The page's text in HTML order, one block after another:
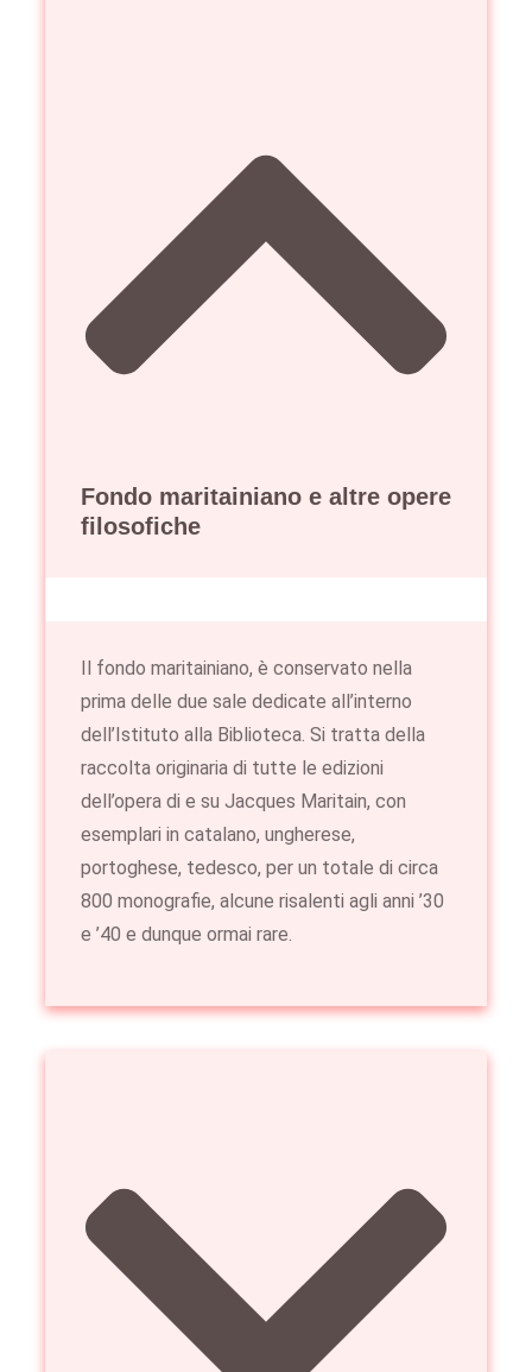
Fondo maritainiano e altre opere
filosofiche
Il fondo maritainiano, è conservato nella
prima delle due sale dedicate all’interno
dell’Istituto alla Biblioteca. Si tratta della
raccolta originaria di tutte le edizioni
dell’opera di e su Jacques Maritain, con
esemplari in catalano, ungherese,
portoghese, tedesco, per un totale di circa
800 monografie, alcune risalenti agli anni ’30
e ’40 e dunque ormai rare.